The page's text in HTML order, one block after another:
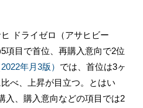
ドライゼロ（アサヒビー
項目で首位、再購入意向で2位
年月3版） では、首位は3ヶ
べ、上昇が目立つ。とはい
入、購入意向などの項目では2